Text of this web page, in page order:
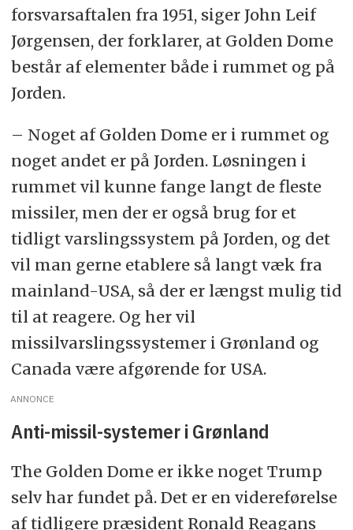
forsvarsaftalen fra 1951, siger John Leif
Jørgensen, der forklarer, at Golden Dome
består af elementer både i rummet og på
Jorden.
– Noget af Golden Dome er i rummet og
noget andet er på Jorden. Løsningen i
rummet vil kunne fange langt de fleste
missiler, men der er også brug for et
tidligt varslingssystem på Jorden, og det
vil man gerne etablere så langt væk fra
mainland-USA, så der er længst mulig tid
til at reagere. Og her vil
missilvarslingssystemer i Grønland og
Canada være afgørende for USA.
ANNONCE
Anti-missil-systemer i Grønland
The Golden Dome er ikke noget Trump
selv har fundet på. Det er en videreførelse
af tidligere præsident Ronald Reagans